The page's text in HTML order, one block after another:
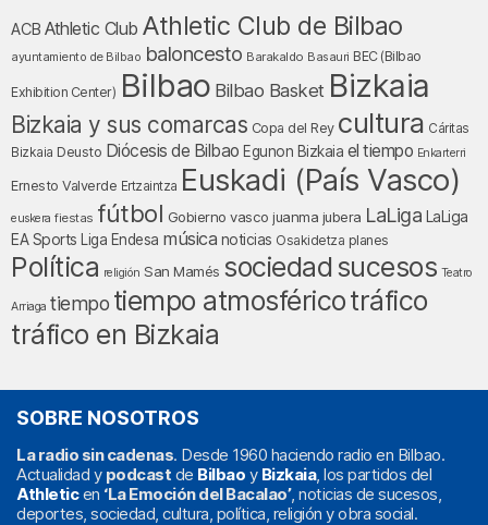
ACB Athletic Club Athletic Club de Bilbao
ayuntamiento de Bilbao baloncesto Barakaldo Basauri BEC (Bilbao
Exhibition Center) Bilbao Bilbao Basket Bizkaia
Bizkaia y sus comarcas Copa del Rey cultura Cáritas
Bizkaia Deusto Diócesis de Bilbao Egunon Bizkaia el tiempo Enkarterri
Ernesto Valverde Ertzaintza Euskadi (País Vasco)
euskera fiestas fútbol Gobierno vasco juanma jubera LaLiga LaLiga
EA Sports
Liga Endesa música noticias Osakidetza planes
Política religión San Mamés sociedad sucesos Teatro
Arriaga tiempo tiempo atmosféricotráfico
tráfico en Bizkaia
SOBRE NOSOTROS
La radio sin cadenas. Desde 1960 haciendo radio en Bilbao.
Actualidad y podcast de Bilbao y Bizkaia, los partidos del
Athleticen ‘La Emoción del Bacalao’, noticias de sucesos,
deportes, sociedad, cultura, política, religión y obra social.